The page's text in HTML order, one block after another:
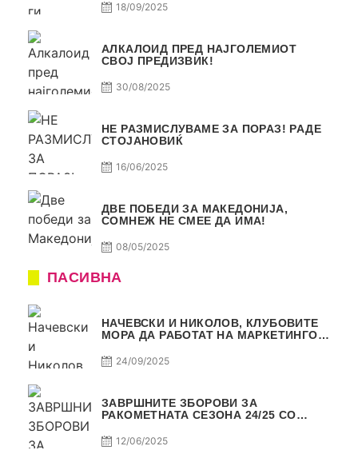
18/09/2025
АЛКАЛОИД ПРЕД НАЈГОЛЕМИОТ
СВОЈ ПРЕДИЗВИК!
30/08/2025
НЕ РАЗМИСЛУВАМЕ ЗА ПОРАЗ! РАДЕ
СТОЈАНОВИЌ
16/06/2025
ДВЕ ПОБЕДИ ЗА МАКЕДОНИЈА,
СОМНЕЖ НЕ СМЕЕ ДА ИМА!
08/05/2025
ПАСИВНА
НАЧЕВСКИ И НИКОЛОВ, КЛУБОВИТЕ
МОРА ДА РАБОТАТ НА МАРКЕТИНГОТ,
24/09/2025
ЗАВРШНИТЕ ЗБОРОВИ ЗА
РАКОМЕТНАТА СЕЗОНА 24/25 СО
12/06/2025